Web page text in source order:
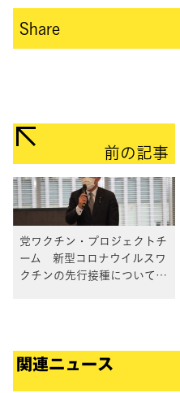
Share
前の記事
党ワクチン・プロジェクトチ
ーム 新型コロナウイルスワ
クチンの先行接種についてヒ
関連ニュース